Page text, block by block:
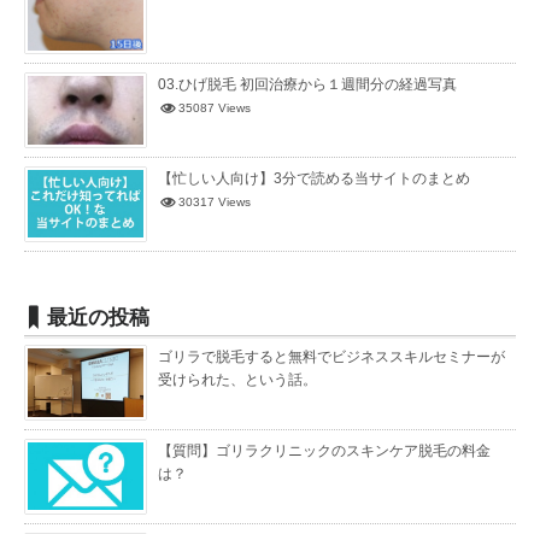
03.ひげ脱毛 初回治療から１週間分の経過写真
35087 Views
【忙しい人向け】3分で読める当サイトのまとめ
30317 Views
最近の投稿
ゴリラで脱毛すると無料でビジネススキルセミナーが
受けられた、という話。
【質問】ゴリラクリニックのスキンケア脱毛の料金
は？